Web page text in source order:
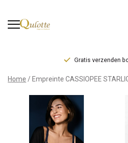
Gratis verzenden
Empreinte
CASSIOPEE
STARLIGHT
Home Empreinte CASSIOPEE